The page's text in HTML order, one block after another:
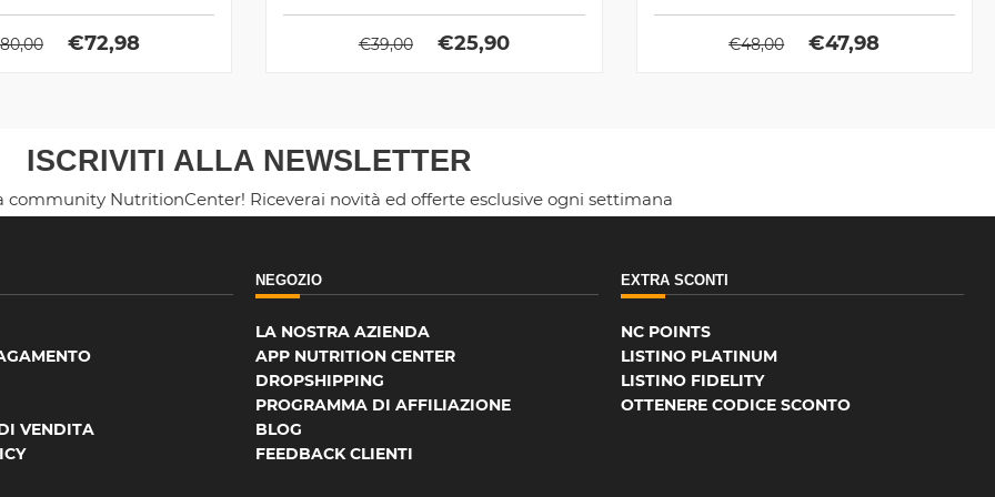
80,00 €72,98 €39,00 €25,90 €48,00 €47,98
ISCRIVITI ALLA NEWSLETTER
community NutritionCenter! Riceverai novità ed offerte esclusive ogni settimana
VENDITA
NEGOZIO
LA NOSTRA AZIENDA
APP NUTRITION CENTER
DROPSHIPPING
PROGRAMMA DI AFFILIAZIONE
BLOG
FEEDBACK CLIENTI
EXTRA SCONTI
NC POINTS
LISTINO PLATINUM
LISTINO FIDELITY
OTTENERE CODICE SCONTO